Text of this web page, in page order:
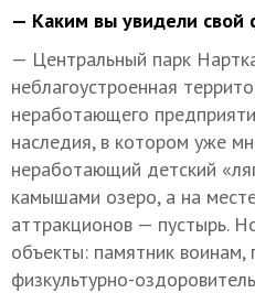
— Каким вы увидели свой
— Центральный парк
неблагоустроенная
неработающего
наследия, в котором уже
неработающий детский
камышами озеро, а на
аттракционов — пустырь.
объекты: памятник
физкультурно-